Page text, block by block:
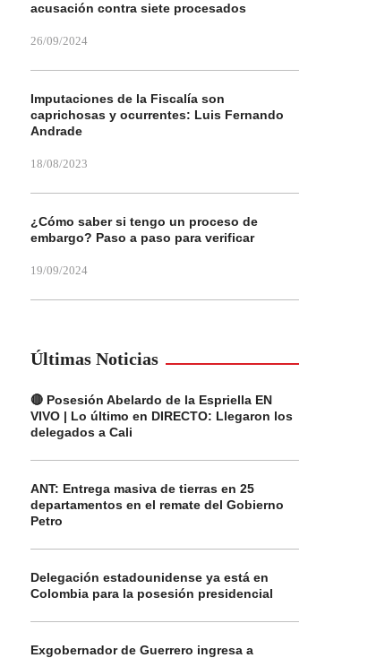
acusación contra siete procesados
26/09/2024
Imputaciones de la Fiscalía son
caprichosas y ocurrentes: Luis Fernando
Andrade
18/08/2023
¿Cómo saber si tengo un proceso de
embargo? Paso a paso para verificar
19/09/2024
Últimas Noticias
🔴 Posesión Abelardo de la Espriella EN
VIVO | Lo último en DIRECTO: Llegaron los
delegados a Cali
ANT: Entrega masiva de tierras en 25
departamentos en el remate del Gobierno
Petro
Delegación estadounidense ya está en
Colombia para la posesión presidencial
Exgobernador de Guerrero ingresa a